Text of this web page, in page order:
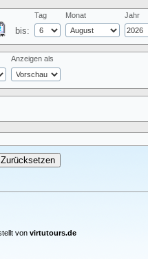
bis:
Tag Monat Jahr
Anzeigen als
von virtutours.de